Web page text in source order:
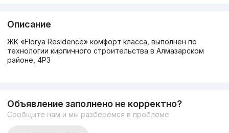
Описание
ЖК «Florya Residence» комфорт класса, выполнен по
технологии кирпичного строительства в Алмазарском
районе, 4Р3
Объявление заполнено не корректно?
Сообщите нам и мы разберёмся в проблеме